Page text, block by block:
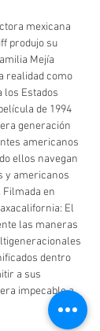
mexicana
produjo su
Mejía
realidad como
los Estados
de 1994
generación
americanos
ellos navegan
y americanos
Filmada en
El
las maneras
dentro
a sus
impecable a